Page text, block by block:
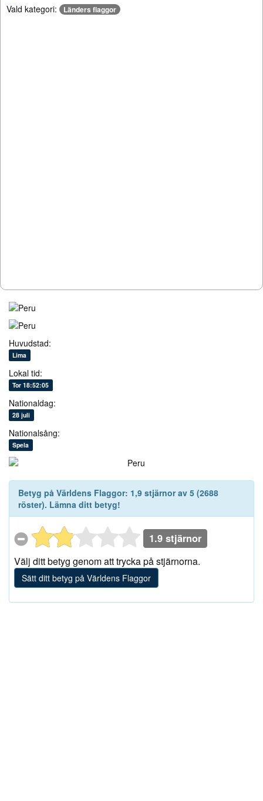
Vald kategori: Länders flaggor
Huvudstad:
Lima
Lokal tid:
Tor 18:52:06
Nationaldag:
28 juli
Nationalsång:
Spela
Betyg på Världens Flaggor: 1,9 stjärnor av 5 (2688
röster). Lämna ditt betyg!
1.9 stjärnor
Välj ditt betyg genom att trycka på stjärnorna.
Sätt ditt betyg på Världens Flaggor